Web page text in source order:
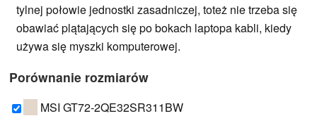
tylnej połowie jednostki zasadniczej, toteż nie trzeba się
obawiać plątających się po bokach laptopa kabli, kiedy
używa się myszki komputerowej.
Porównanie rozmiarów
MSI GT72-2QE32SR311BW